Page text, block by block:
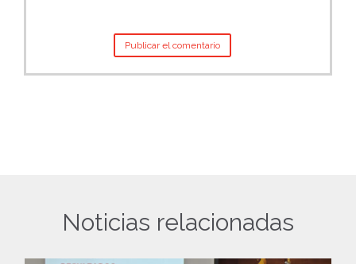
Noticias relacionadas